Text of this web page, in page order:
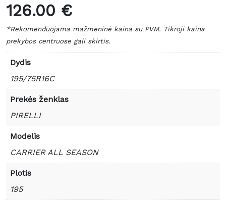
126.00 €
*Rekomenduojama mažmeninė kaina su PVM. Tikroji kaina
prekybos centruose gali skirtis.
Dydis
195/75R16C
Prekės ženklas
PIRELLI
Modelis
CARRIER ALL SEASON
Plotis
195